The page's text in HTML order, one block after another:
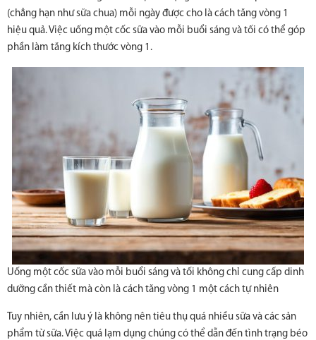
(chẳng hạn như sữa chua) mỗi ngày được cho là cách tăng vòng 1
hiệu quả. Việc uống một cốc sữa vào mỗi buổi sáng và tối có thể góp
phần làm tăng kích thước vòng 1.
Uống một cốc sữa vào mỗi buổi sáng và tối không chỉ cung cấp dinh
dưỡng cần thiết mà còn là cách tăng vòng 1 một cách tự nhiên
Tuy nhiên, cần lưu ý là không nên tiêu thụ quá nhiều sữa và các sản
phẩm từ sữa. Việc quá lạm dụng chúng có thể dẫn đến tình trạng béo